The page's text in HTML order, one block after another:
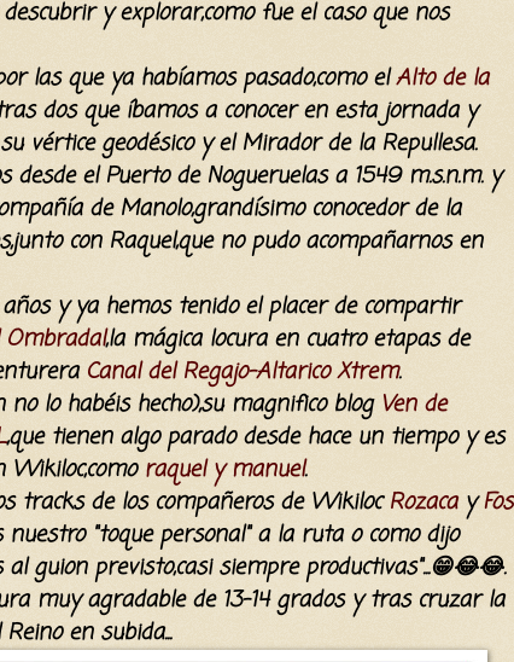
y explorar,como fue el caso que nos
las que ya habíamos pasado,como elAlto de la
dos que íbamos a conocer en esta jornada y
vértice geodésico y el Mirador de la Repullesa.
el Puerto de Nogueruelas a 1549 m.s.n.m. y
de Manolo,grandísimo conocedor de la
con Raquel,que no pudo acompañarnos en
años y ya hemos tenido el placer de compartir
Ombradal,la mágica locura en cuatro etapas de
Canal del Regajo-Altarico Xtrem.
lo habéis hecho),su magnifico blog Ven de
,que tienen algo parado desde hace un tiempo y es
Wikiloc,como raquel y manuel.
tracks de los compañeros de WikilocRozacayFos
nuestro "toque personal" a la ruta o como dijo
guion previsto,casi siempre productivas"...😁😂😂.
muy agradable de 13-14 grados y tras cruzar la
Reino en subida...